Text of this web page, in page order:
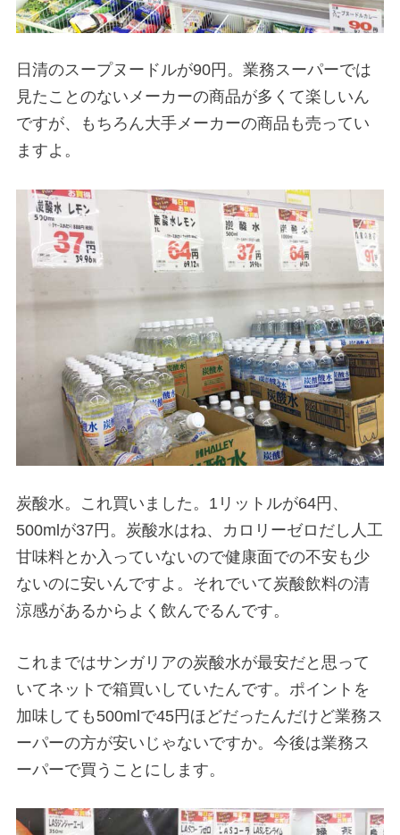
日清のスープヌードルが90円。業務スーパーでは
見たことのないメーカーの商品が多くて楽しいん
ですが、もちろん大手メーカーの商品も売ってい
ますよ。
炭酸水。これ買いました。1リットルが64円、
500mlが37円。炭酸水はね、カロリーゼロだし人工
甘味料とか入っていないので健康面での不安も少
ないのに安いんですよ。それでいて炭酸飲料の清
涼感があるからよく飲んでるんです。
これまではサンガリアの炭酸水が最安だと思って
いてネットで箱買いしていたんです。ポイントを
加味しても500mlで45円ほどだったんだけど業務ス
ーパーの方が安いじゃないですか。今後は業務ス
ーパーで買うことにします。